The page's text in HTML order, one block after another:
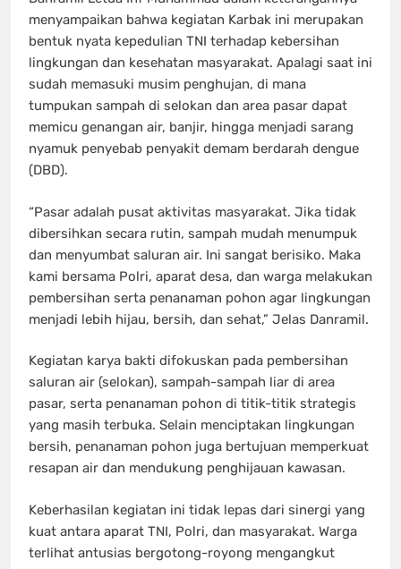
menyampaikan bahwa kegiatan Karbak ini merupakan
bentuk nyata kepedulian TNI terhadap kebersihan
lingkungan dan kesehatan masyarakat. Apalagi saat ini
sudah memasuki musim penghujan, di mana
tumpukan sampah di selokan dan area pasar dapat
memicu genangan air, banjir, hingga menjadi sarang
nyamuk penyebab penyakit demam berdarah dengue
(DBD).
“Pasar adalah pusat aktivitas masyarakat. Jika tidak
dibersihkan secara rutin, sampah mudah menumpuk
dan menyumbat saluran air. Ini sangat berisiko. Maka
kami bersama Polri, aparat desa, dan warga melakukan
pembersihan serta penanaman pohon agar lingkungan
menjadi lebih hijau, bersih, dan sehat,” Jelas Danramil.
Kegiatan karya bakti difokuskan pada pembersihan
saluran air (selokan), sampah-sampah liar di area
pasar, serta penanaman pohon di titik-titik strategis
yang masih terbuka. Selain menciptakan lingkungan
bersih, penanaman pohon juga bertujuan memperkuat
resapan air dan mendukung penghijauan kawasan.
Keberhasilan kegiatan ini tidak lepas dari sinergi yang
kuat antara aparat TNI, Polri, dan masyarakat. Warga
terlihat antusias bergotong-royong mengangkut